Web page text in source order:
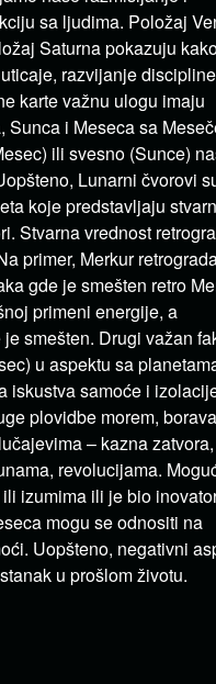
sa ljudima. Položaj
Saturna pokazuju
razvijanje
karte važnu ulogu imaju
i Meseca sa
ili svesno (Sunce)
Lunarni čvorovi
koje predstavljaju
Stvarna vrednost
primer, Merkur
gde je smešten retro
primeni energije, a
smešten. Drugi važan
u aspektu sa
iskustva samoće i
plovidbe morem,
– kazna zatvora,
revolucijama.
izumima ili je bio
mogu se odnositi na
Uopšteno, negativni
u prošlom životu.